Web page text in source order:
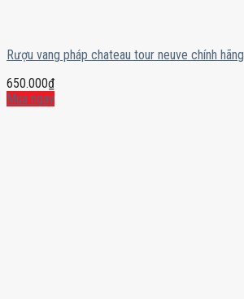
Rượu vang pháp chateau tour neuve chính hãng
650.000₫
Mua ngay